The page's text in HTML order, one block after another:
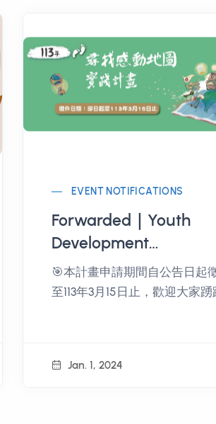
EVENT NOTIFICATIONS
Forwarded｜Youth
Development
Administration,
of Education 2024
Implementation Plan
🎯本計畫申請期間自公告日起
至113年3月15日止，歡迎大家踴
Jan. 1, 2024